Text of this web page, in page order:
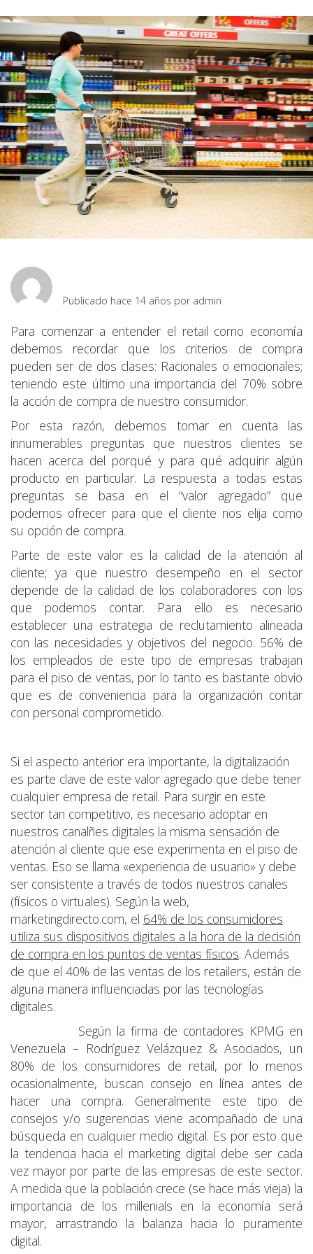
nueva) nueva) nueva) nueva)
Publicado hace 14 años por admin
Para comenzar a entender el retail como economía
debemos recordar que los criterios de compra
pueden ser de dos clases: Racionales o emocionales;
teniendo este último una importancia del 70% sobre
la acción de compra de nuestro consumidor.
Por esta razón, debemos tomar en cuenta las
innumerables preguntas que nuestros clientes se
hacen acerca del porqué y para qué adquirir algún
producto en particular. La respuesta a todas estas
preguntas se basa en el “valor agregado” que
podemos ofrecer para que el cliente nos elija como
su opción de compra.
Parte de este valor es la calidad de la atención al
cliente; ya que nuestro desempeño en el sector
depende de la calidad de los colaboradores con los
que podemos contar. Para ello es necesario
establecer una estrategia de reclutamiento alineada
con las necesidades y objetivos del negocio. 56% de
los empleados de este tipo de empresas trabajan
para el piso de ventas, por lo tanto es bastante obvio
que es de conveniencia para la organización contar
con personal comprometido.
Si el aspecto anterior era importante, la digitalización
es parte clave de este valor agregado que debe tener
cualquier empresa de retail. Para surgir en este
sector tan competitivo, es necesario adoptar en
nuestros canalñes digitales la misma sensación de
atención al cliente que ese experimenta en el piso de
ventas. Eso se llama «experiencia de usuario» y debe
ser consistente a través de todos nuestros canales
(físicos o virtuales). Según la web,
marketingdirecto.com, el 64% de los consumidores
utiliza sus dispositivos digitales a la hora de la decisión
de compra en los puntos de ventas físicos. Además
de que el 40% de las ventas de los retailers, están de
alguna manera influenciadas por las tecnologías
digitales.
Según la firma de contadores KPMG en
Venezuela – Rodríguez Velázquez & Asociados, un
80% de los consumidores de retail, por lo menos
ocasionalmente, buscan consejo en línea antes de
hacer una compra. Generalmente este tipo de
consejos y/o sugerencias viene acompañado de una
búsqueda en cualquier medio digital. Es por esto que
la tendencia hacia el marketing digital debe ser cada
vez mayor por parte de las empresas de este sector.
A medida que la población crece (se hace más vieja) la
importancia de los millenials en la economía será
mayor, arrastrando la balanza hacia lo puramente
digital.